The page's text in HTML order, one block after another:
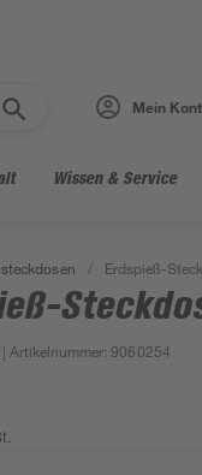
Mein
Wissen & Service
/ Erdspieß-
| Artikelnummer:9060254